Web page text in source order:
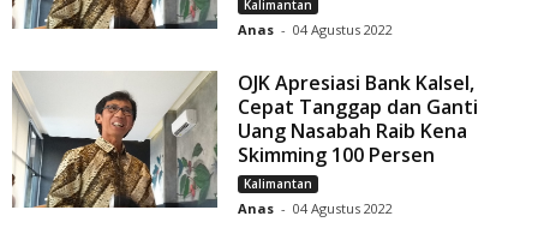
Kalimantan
Anas - 04 Agustus 2022
OJK Apresiasi Bank Kalsel,
Cepat Tanggap dan Ganti
Uang Nasabah Raib Kena
Skimming 100 Persen
Kalimantan
Anas - 04 Agustus 2022